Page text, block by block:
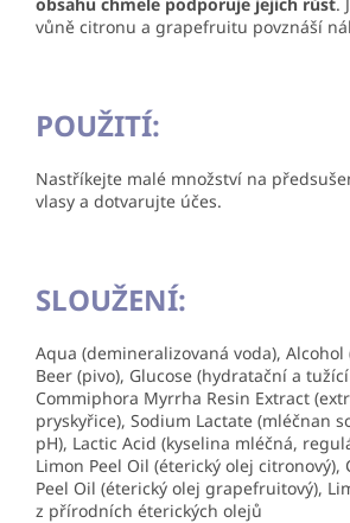
vůně citronu a grapefruitu povznáší
POUŽITÍ:
Nastříkejte malé množství na
vlasy a dotvarujte účes.
SLOUŽENÍ:
Aqua (demineralizovaná voda), Alcohol
Beer (pivo), Glucose (hydratační a
Commiphora Myrrha Resin Extract
pryskyřice), Sodium Lactate (mléčnan
pH), Lactic Acid (kyselina mléčná,
Limon Peel Oil (éterický olej citronový),
Peel Oil (éterický olej grapefruitový),
z přírodních éterických olejů